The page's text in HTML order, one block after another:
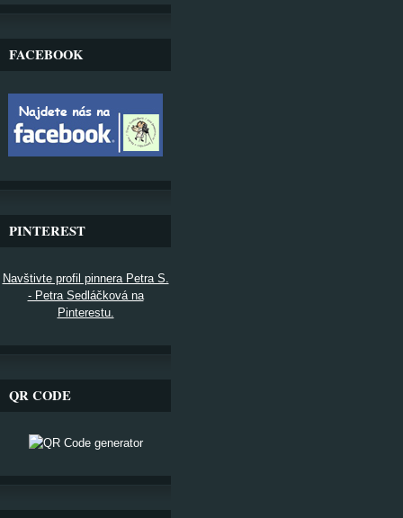
FACEBOOK
PINTEREST
Navštivte profil pinnera Petra S.
- Petra Sedláčková na
Pinterestu.
QR CODE